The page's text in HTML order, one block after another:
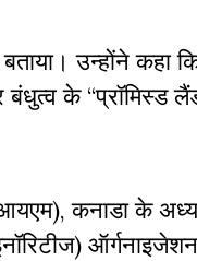
उन्होंने कहा
के “प्रॉमिस्ड
कनाडा के